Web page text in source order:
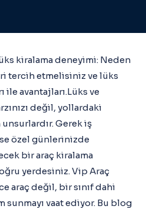
kiralama deneyimi: Neden
tercih etmelisiniz ve lüks
ile avantajları.Lüks ve
değil, yollardaki
unsurlardır. Gerek iş
özel günlerinizde
bir araç kiralama
yerdesiniz. Vip Araç
araç değil, bir sınıf dahi
vaat ediyor. Bu blog